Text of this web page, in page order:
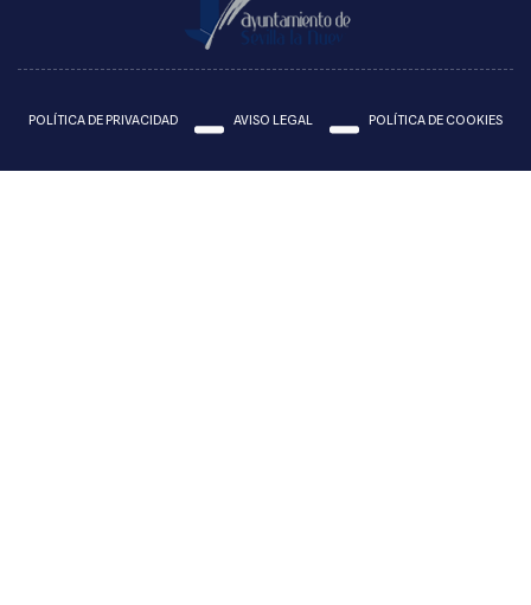
POLÍTICA DE PRIVACIDAD AVISO LEGAL POLÍTICA DE COOKIES